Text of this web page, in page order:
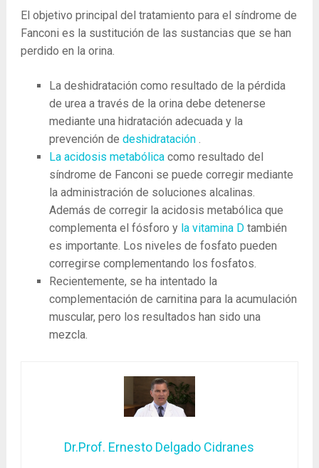
El objetivo principal del tratamiento para el síndrome de
Fanconi es la sustitución de las sustancias que se han
perdido en la orina.
La deshidratación como resultado de la pérdida
de urea a través de la orina debe detenerse
mediante una hidratación adecuada y la
prevención de deshidratación
La acidosis metabólica como resultado del
síndrome de Fanconi se puede corregir mediante
la administración de soluciones alcalinas.
Además de corregir la acidosis metabólica que
complementa el fósforo y la vitamina D también
es importante. Los niveles de fosfato pueden
corregirse complementando los fosfatos.
Recientemente, se ha intentado la
complementación de carnitina para la acumulación
muscular, pero los resultados han sido una
mezcla.
Dr.Prof. Ernesto Delgado Cidranes